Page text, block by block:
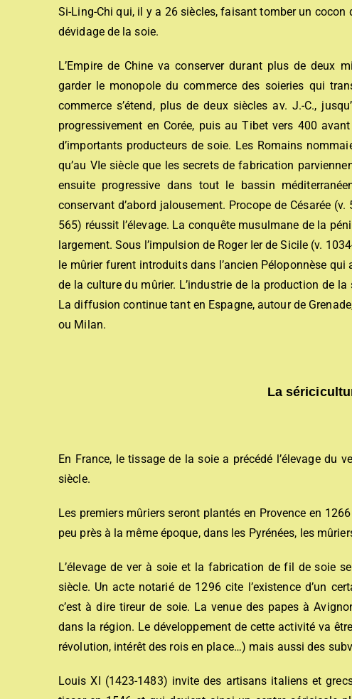
Si-Ling-Chi qui, il y a 26 siècles, faisant tomber un
dévidage de la soie.
L’Empire de Chine va conserver durant plus de deux
garder le monopole du commerce des soieries qui
commerce s’étend, plus de deux siècles av. J.-C.,
progressivement en Corée, puis au Tibet vers 400
d’importants producteurs de soie. Les Romains
qu’au VIe siècle que les secrets de fabrication
ensuite progressive dans tout le bassin
conservant d’abord jalousement. Procope de Césarée
565) réussit l’élevage. La conquête musulmane de la
largement. Sous l’impulsion de Roger Ier de Sicile (v.
le mûrier furent introduits dans l’ancien Péloponnèse
de la culture du mûrier. L’industrie de la production de
La diffusion continue tant en Espagne, autour de
ou Milan.
La
En France, le tissage de la soie a précédé l’élevage
siècle.
Les premiers mûriers seront plantés en Provence en
peu près à la même époque, dans les Pyrénées, les
L’élevage de ver à soie et la fabrication de fil de soie
siècle. Un acte notarié de 1296 cite l’existence d’un
c’est à dire tireur de soie. La venue des papes à
dans la région. Le développement de cette activité va
révolution, intérêt des rois en place…) mais aussi des
Louis XI (1423-1483) invite des artisans italiens et